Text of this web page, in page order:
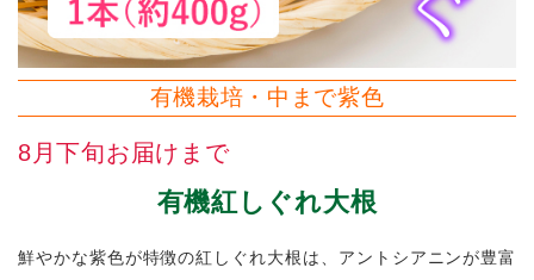
有機栽培・中まで紫色
8月下旬お届けまで
有機紅しぐれ大根
鮮やかな紫色が特徴の紅しぐれ大根は、アントシアニンが豊富